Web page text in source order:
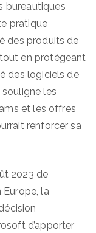
bureautiques
pratique
des produits de
en protégeant
des logiciels de
les
et les offres
renforcer sa
2023 de
Europe, la
d’apporter